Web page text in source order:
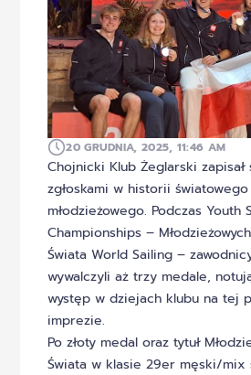
20 GRUDNIA, 2025, 11:46 AM
Chojnicki Klub Żeglarski zapisał
zgłoskami w historii
młodzieżowego. Podczas Youth
Championships –
Świata World Sailing –
wywalczyli aż trzy medale,
występ w dziejach klubu na tej
imprezie.
Po złoty medal oraz tytuł
Świata w klasie 29er męski/mix